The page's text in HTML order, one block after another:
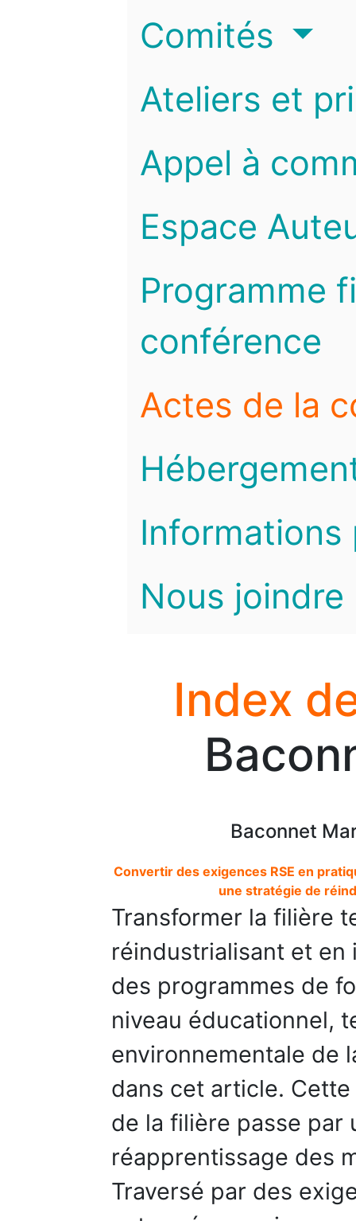
Comités
Ateliers et
Appel à
Espace
Programme
conférence
Actes de la
Informations
Nous joindre
Index
Baconnet
Convertir des exigences RSE en
une stratégie de
Transformer la filière
réindustrialisant et en
des programmes de
niveau éducationnel,
environnementale de
dans cet article.
de la filière passe par
réapprentissage des
Traversé par des